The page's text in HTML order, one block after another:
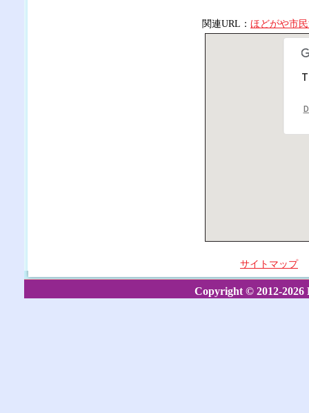
関連URL： ほどがや市
サイトマップ
Copyright © 2012-2026